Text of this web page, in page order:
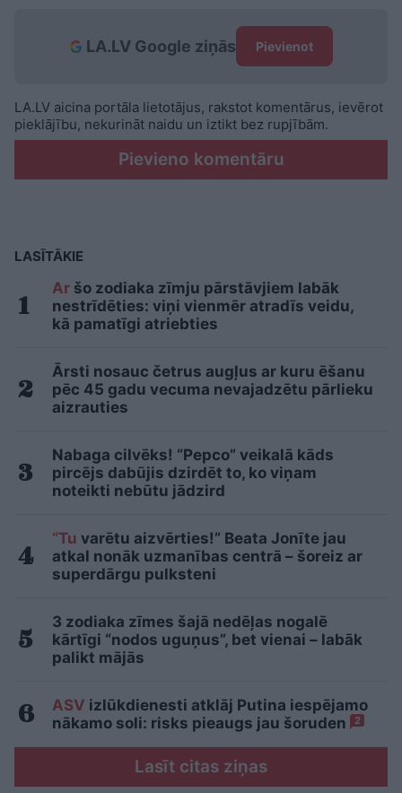
LA.LV Google ziņās Pievienot
LA.LV aicina portāla lietotājus, rakstot komentārus, ievērot
pieklājību, nekurināt naidu un iztikt bez rupjībām.
Pievieno komentāru
LASĪTĀKIE
Ar šo zodiaka zīmju pārstāvjiem labāk
nestrīdēties: viņi vienmēr atradīs veidu,
kā pamatīgi atriebties
Ārsti nosauc četrus augļus ar kuru ēšanu
pēc 45 gadu vecuma nevajadzētu pārlieku
aizrauties
Nabaga cilvēks! “Pepco” veikalā kāds
pircējs dabūjis dzirdēt to, ko viņam
noteikti nebūtu jādzird
“Tu varētu aizvērties!” Beata Jonīte jau
atkal nonāk uzmanības centrā – šoreiz ar
superdārgu pulksteni
3 zodiaka zīmes šajā nedēļas nogalē
kārtīgi “nodos uguņus”, bet vienai – labāk
palikt mājās
ASV izlūkdienesti atklāj Putina iespējamo
nākamo soli: risks pieaugs jau šoruden
2
Lasīt citas ziņas